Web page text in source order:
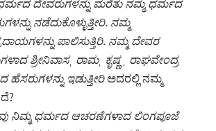
ನಿಮ್ಮ ಧರ್ಮದ ಆಚರಣೆಗಳಾದ ಲಿಂಗಪೂಜೆ
ಮಾಡುವುದಿಲ್ಲ ಆದರೆ ನೀವು ನಮ್ಮ
ಲಕ್ಷ್ಮಿ ಪೂಜೆˌ ಗಣಪತಿ ಪೂಜೆˌ
ಮುಂತಾವ ವೈದಿಕ ಆಚರಣೆಗಳು
ಸಮಸ್ಯೆ ಏನೆಂದರೆನಿಮ್ಮ ಸಮುದಾಯವು